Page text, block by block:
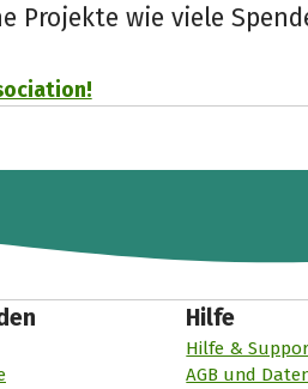
Projekte wie viele
Hilfe
Hilfe &
AGB und